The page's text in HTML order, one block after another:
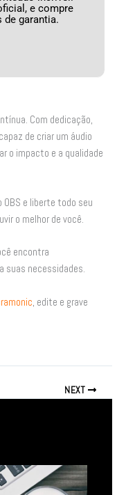
e compre
de garantia.
Com dedicação,
de criar um áudio
o impacto e a qualidade
OBS e liberte todo seu
o melhor de você.
encontra
suas necessidades.
, edite e grave
NEXT